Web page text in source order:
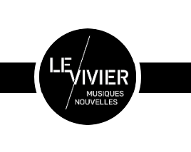
contenu
principal